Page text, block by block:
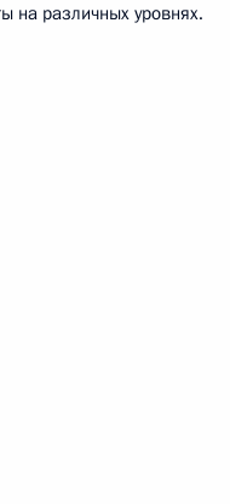
на различных уровнях.